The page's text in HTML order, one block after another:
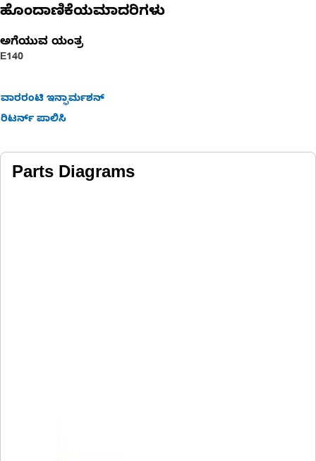
ಹೊಂದಾಣಿಕೆಯಮಾದರಿಗಳು
ಅಗೆಯುವ ಯಂತ್ರ
E140
ವಾರರಂಟಿ ಇನ್ಫಾರ್ಮಶನ್
ರಿಟರ್ನ್ ಪಾಲಿಸಿ
Parts Diagrams